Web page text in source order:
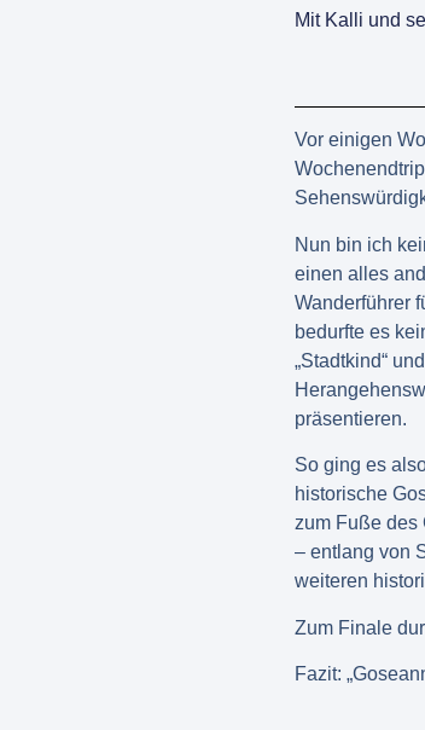
Mit Kalli und
Vor einigen
Nun bin ich
einen alles
Wanderführer
bedurfte es
„Stadtkind“
präsentieren.
So ging es
historische
zum Fuße des
– entlang von
weiteren
Zum Finale
Fazit: